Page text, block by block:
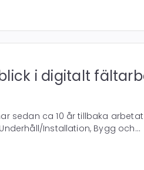
i digitalt
sedan ca 10 år tillbaka
Installation, Bygg och...